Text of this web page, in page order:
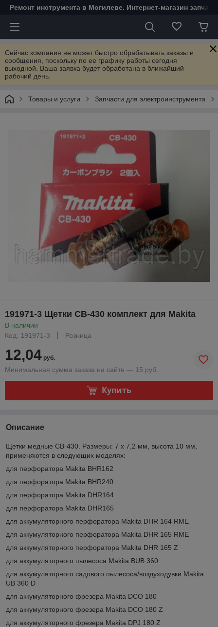
Ремонт инструмента в Могилеве. Интернет-магазин
Сейчас компания не может быстро обрабатывать заказы и
сообщения, поскольку по ее графику работы сегодня
выходной. Ваша заявка будет обработана в ближайший
рабочий день.
Товары и услуги Запчасти для электроинструмента
191971-3 Щетки CB-430 комплект для Makita
В наличии
Код: 191971-3
Розница
12,04 руб.
Минимальная сумма заказа на сайте — 15 руб.
Купить
Описание
Щетки медные CB-430. Размеры: 7 х 7,2 мм, высота 10 мм,
применяются в следующих моделях:
для перфоратора Makita BHR162
для перфоратора Makita BHR240
для перфоратора Makita DHR164
для перфоратора Makita DHR165
для аккумуляторного перфоратора Makita DHR 164 RME
для аккумуляторного перфоратора Makita DHR 165 RME
для аккумуляторного перфоратора Makita DHR 165 Z
для аккумуляторного пылесоса Makita BUB 360
для аккумуляторного садового пылесоса/воздуходувки Makita
UB 360 D
для аккумуляторного фрезера Makita DCO 180
для аккумуляторного фрезера Makita DCO 180 Z
для аккумуляторного фрезера Makita DPJ 180 Z